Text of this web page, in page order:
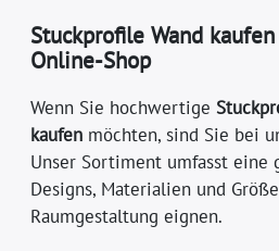
Stuckprofile Wand
Online-Shop
Wenn Sie hochwertige
kaufen möchten, sind Sie bei
Unser Sortiment umfasst eine
Designs, Materialien und
Raumgestaltung eignen.